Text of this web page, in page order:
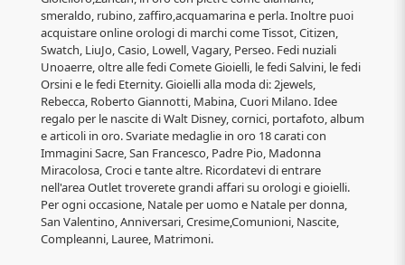
smeraldo, rubino, zaffiro,acquamarina e perla. Inoltre puoi
acquistare online orologi di marchi come Tissot, Citizen,
Swatch, LiuJo, Casio, Lowell, Vagary, Perseo. Fedi nuziali
Unoaerre, oltre alle fedi Comete Gioielli, le fedi Salvini, le fedi
Orsini e le fedi Eternity. Gioielli alla moda di: 2jewels,
Rebecca, Roberto Giannotti, Mabina, Cuori Milano. Idee
regalo per le nascite di Walt Disney, cornici, portafoto, album
e articoli in oro. Svariate medaglie in oro 18 carati con
Immagini Sacre, San Francesco, Padre Pio, Madonna
Miracolosa, Croci e tante altre. Ricordatevi di entrare
nell'area Outlet troverete grandi affari su orologi e gioielli.
Per ogni occasione, Natale per uomo e Natale per donna,
San Valentino, Anniversari, Cresime,Comunioni, Nascite,
Compleanni, Lauree, Matrimoni.